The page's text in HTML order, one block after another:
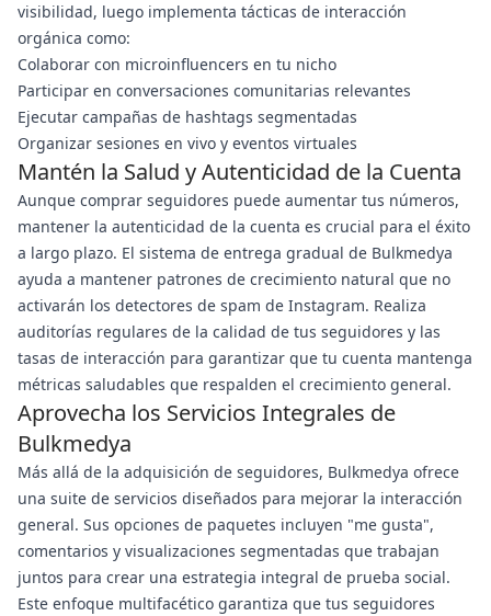
visibilidad, luego implementa tácticas de interacción
orgánica como:
Colaborar con microinfluencers en tu nicho
Participar en conversaciones comunitarias relevantes
Ejecutar campañas de hashtags segmentadas
Organizar sesiones en vivo y eventos virtuales
Mantén la Salud y Autenticidad de la Cuenta
Aunque comprar seguidores puede aumentar tus números,
mantener la autenticidad de la cuenta es crucial para el éxito
a largo plazo. El sistema de entrega gradual de Bulkmedya
ayuda a mantener patrones de crecimiento natural que no
activarán los detectores de spam de Instagram. Realiza
auditorías regulares de la calidad de tus seguidores y las
tasas de interacción para garantizar que tu cuenta mantenga
métricas saludables que respalden el crecimiento general.
Aprovecha los Servicios Integrales de
Bulkmedya
Más allá de la adquisición de seguidores, Bulkmedya ofrece
una suite de servicios diseñados para mejorar la interacción
general. Sus opciones de paquetes incluyen "me gusta",
comentarios y visualizaciones segmentadas que trabajan
juntos para crear una estrategia integral de prueba social.
Este enfoque multifacético garantiza que tus seguidores